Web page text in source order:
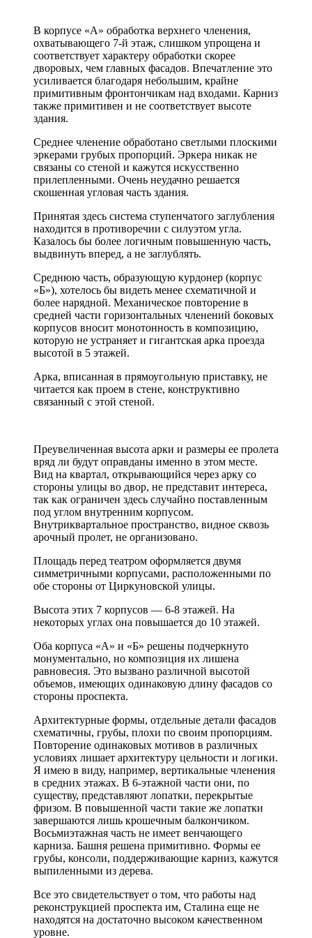
В корпусе «А» обработка верхнего членения,
охватывающего 7-й этаж, слишком упрощена и
соответствует характеру обработки скорее
дворовых, чем главных фасадов. Впечатление это
усиливается благодаря небольшим, крайне
примитивным фронтончикам над входами. Карниз
также примитивен и не соответствует высоте
здания.
Среднее членение обработано светлыми плоскими
эркерами грубых пропорций. Эркера никак не
связаны со стеной и кажутся искусственно
прилепленными. Очень неудачно решается
скошенная угловая часть здания.
Принятая здесь система ступенчатого заглубления
находится в противоречии с силуэтом угла.
Казалось бы более логичным повышенную часть,
выдвинуть вперед, а не заглублять.
Среднюю часть, образующую курдонер (корпус
«Б»), хотелось бы видеть менее схематичной и
более нарядной. Механическое повторение в
средней части горизонтальных членений боковых
корпусов вносит монотонность в композицию,
которую не устраняет и гигантская арка проезда
высотой в 5 этажей.
Арка, вписанная в прямоугольную приставку, не
читается как проем в стене, конструктивно
связанный с этой стеной.
Преувеличенная высота арки и размеры ее пролета
вряд ли будут оправданы именно в этом месте.
Вид на квартал, открывающийся через арку со
стороны улицы во двор, не представит интереса,
так как ограничен здесь случайно поставленным
под углом внутренним корпусом.
Внутриквартальное пространство, видное сквозь
арочный пролет, не организовано.
Площадь перед театром оформляется двумя
симметричными корпусами, расположенными по
обе стороны от Циркуновской улицы.
Высота этих 7 корпусов — 6-8 этажей. На
некоторых углах она повышается до 10 этажей.
Оба корпуса «А» и «Б» решены подчеркнуто
монументально, но композиция их лишена
равновесия. Это вызвано различной высотой
объемов, имеющих одинаковую длину фасадов со
стороны проспекта.
Архитектурные формы, отдельные детали фасадов
схематичны, грубы, плохи по своим пропорциям.
Повторение одинаковых мотивов в различных
условиях лишает архитектуру цельности и логики.
Я имею в виду, например, вертикальные членения
в средних этажах. В 6-этажной части они, по
существу, представляют лопатки, перекрытые
фризом. В повышенной части такие же лопатки
завершаются лишь крошечным балкончиком.
Восьмиэтажная часть не имеет венчающего
карниза. Башня решена примитивно. Формы ее
грубы, консоли, поддерживающие карниз, кажутся
выпиленными из дерева.
Все это свидетельствует о том, что работы над
реконструкцией проспекта им, Сталина еще не
находятся на достаточно высоком качественном
уровне.